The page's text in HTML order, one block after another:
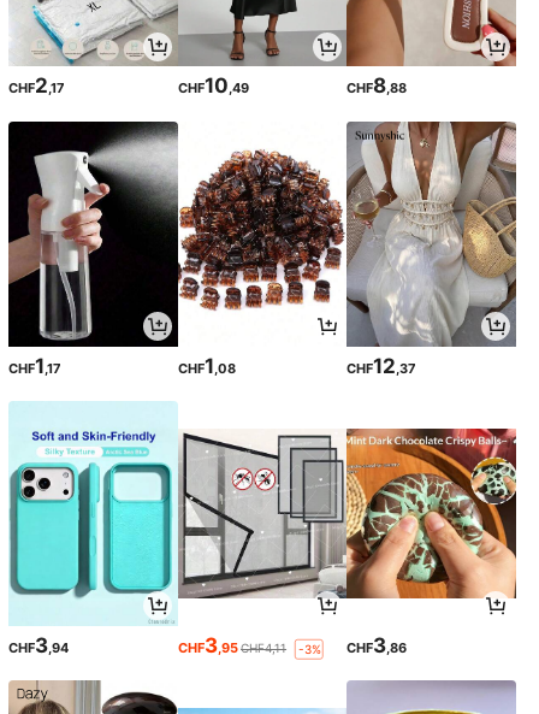
CHF2,17 CHF10,49 CHF8,88
CHF1 ,17 CHF1 ,08 CHF12 ,37
CHF3,94 CHF3,95CHF4,11 -3% CHF3,86